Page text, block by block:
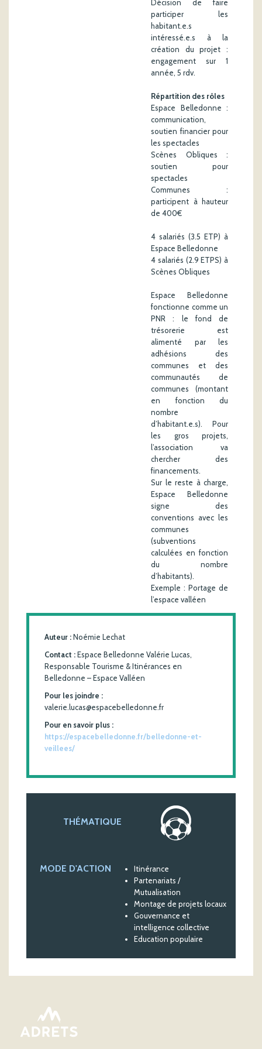
Décision de faire
participer les
habitant.e.s
intéressé.e.s à la
création du projet :
engagement sur 1
année, 5 rdv.
Répartition des rôles
Espace Belledonne :
communication,
soutien financier pour
les spectacles
Scènes Obliques :
soutien pour
spectacles
Communes :
participent à hauteur
de 400€
4 salariés (3.5 ETP) à
Espace Belledonne
4 salariés (2.9 ETPS) à
Scènes Obliques
Espace Belledonne
fonctionne comme un
PNR : le fond de
trésorerie est
alimenté par les
adhésions des
communes et des
communautés de
communes (montant
en fonction du
nombre
d’habitant.e.s). Pour
les gros projets,
l’association va
chercher des
financements.
Sur le reste à charge,
Espace Belledonne
signe des
conventions avec les
communes
(subventions
calculées en fonction
du nombre
d’habitants).
Exemple : Portage de
l’espace valléen
Auteur :Noémie Lechat
Contact :Espace Belledonne Valérie Lucas,
Responsable Tourisme & Itinérances en
Belledonne – Espace Valléen
Pour les joindre :
valerie.lucas@espacebelledonne.fr
Pour en savoir plus :
https://espacebelledonne.fr/belledonne-et-
veillees/
THÉMATIQUE
MODE D'ACTION
Itinérance
Partenariats /
Mutualisation
Montage de projets locaux
Gouvernance et
intelligence collective
Education populaire